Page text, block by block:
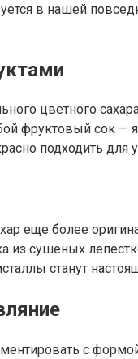
в нашей
цветного
фруктовый сок —
подходить
еще более
из сушеных
станут
с